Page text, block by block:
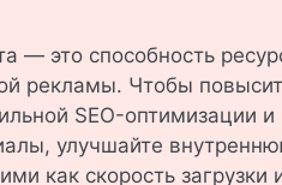
— это способность
рекламы. Чтобы
SEO-оптимизации
улучшайте
как скорость